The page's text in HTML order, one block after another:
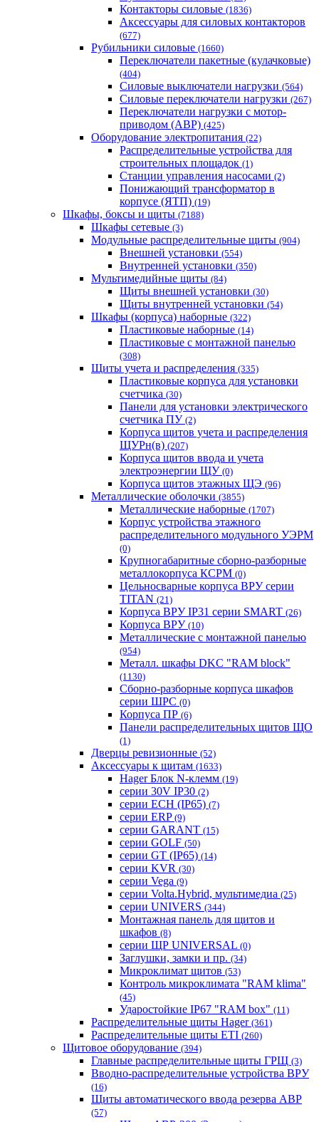
Контакторы силовые (1836)
Аксессуары для силовых контакторов
(677)
Рубильники силовые (1660)
Переключатели пакетные (кулачковые)
(404)
Силовые выключатели нагрузки (564)
Cиловые переключатели нагрузки (267)
Переключатели нагрузки с мотор-
приводом (АВР) (425)
Оборудование электропитания (22)
Распределительные устройства для
строительных площадок (1)
Станции управления насосами (2)
Понижающий трансформатор в
корпусе (ЯТП) (19)
Шкафы, боксы и щиты (7188)
Шкафы сетевые (3)
Модульные распределительные щиты (904)
Внешней установки (554)
Внутренней установки (350)
Мультимедийные щиты (84)
Щиты внешней установки (30)
Щиты внутренней установки (54)
Шкафы (корпуса) наборные (322)
Пластиковые наборные (14)
Пластиковые с монтажной панелью
(308)
Щиты учета и распределения (335)
Пластиковые корпуса для установки
счетчика (30)
Панели для установки электрического
счетчика ПУ (2)
Корпуса щитов учета и распределения
ЩУРн(в) (207)
Корпуса щитов ввода и учета
электроэнергии ЩУ (0)
Корпуса щитов этажных ЩЭ (96)
Металлические оболочки (3855)
Металлические наборные (1707)
Корпус устройства этажного
распределительного модульного УЭРМ
(0)
Крупногабаритные сборно-разборные
металлокорпуса КСРМ (0)
Цельносварные корпуса ВРУ серии
TITAN (21)
Корпуса ВРУ IP31 серии SMART (26)
Корпуса ВРУ (10)
Металлические с монтажной панелью
(954)
Металл. шкафы DKC "RAM block"
(1130)
Сборно-разборные корпуса шкафов
серии ШРС (0)
Корпуса ПР (6)
Панели распределительных щитов ЩО
(1)
Дверцы ревизионные (52)
Аксессуары к щитам (1633)
Hager Блок N-клемм (19)
серии 30V IP30 (2)
серии ECH (IP65) (7)
серии ERP (9)
серии GARANT (15)
серии GOLF (50)
серии GT (IP65) (14)
серии KVR (30)
серии Vega (9)
серии Volta.Hybrid, мультимедиа (25)
серии UNIVERS (344)
Монтажная панель для щитов и
шкафов (8)
серии ЩР UNIVERSAL (0)
Заглушки, замки и пр. (34)
Микроклимат щитов (53)
Контроль микроклимата "RAM klima"
(45)
Ударостойкие IP67 "RAM box" (11)
Распределительные щиты Hager (361)
Распределительные щиты ETI (260)
Щитовое оборудование (394)
Главные распределительные щиты ГРЩ (3)
Вводно-распределительные устройства ВРУ
(16)
Щиты автоматического ввода резерва АВР
(57)